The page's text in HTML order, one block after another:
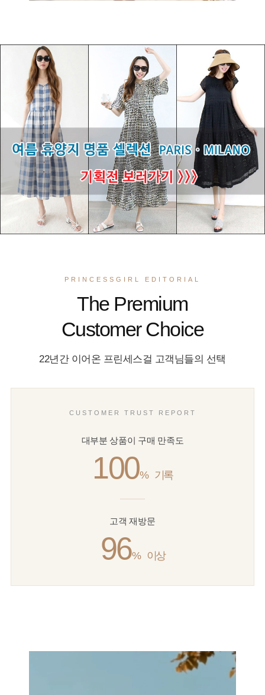
PRINCESSGIRL EDITORIAL
The Premium
Customer Choice
22년간 이어온 프린세스걸 고객님들의 선택
CUSTOMER TRUST REPORT
대부분 상품이 구매 만족도
100% 기록
고객 재방문
96% 이상